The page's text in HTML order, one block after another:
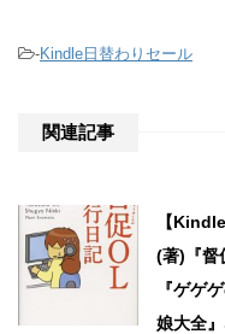
-Kindle日替わりセール
関連記事
【
(著)『督
『ゲゲ
娘大全